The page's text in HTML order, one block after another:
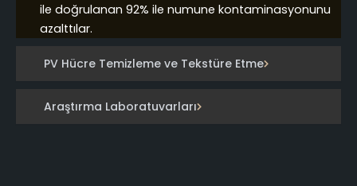
PV Hücre Temizleme ve Tekstüre Etme
Araştırma Laboratuvarları
ile doğrulanan 92% ile numune kontaminasyonunu
azalttılar.